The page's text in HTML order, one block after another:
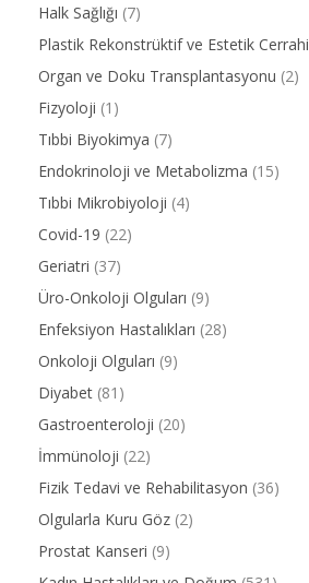
Halk Sağlığı (7)
Plastik Rekonstrüktif ve Estetik Cerrahi
Organ ve Doku Transplantasyonu (2)
Fizyoloji (1)
Tıbbi Biyokimya (7)
Endokrinoloji ve Metabolizma (15)
Tıbbi Mikrobiyoloji (4)
Covid-19 (22)
Geriatri (37)
Üro-Onkoloji Olguları (9)
Enfeksiyon Hastalıkları (28)
Onkoloji Olguları (9)
Diyabet (81)
Gastroenteroloji (20)
İmmünoloji (22)
Fizik Tedavi ve Rehabilitasyon (36)
Olgularla Kuru Göz (2)
Prostat Kanseri (9)